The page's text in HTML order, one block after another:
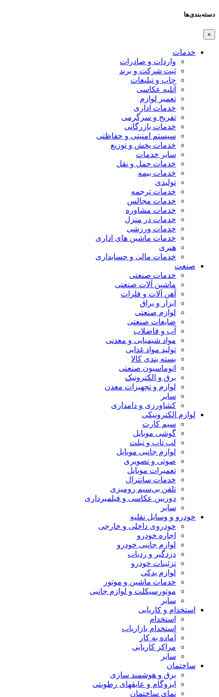
دسته‌بندی‌ها
×
خدمات
واردات و صادرات
ثبت شرکت و برند
چاپ و تبلیغات
آتلیه عکاسی
تعمیر لوازم
خدمات اداری
تفریح و سرگرمی
خدمات بازرگانی
سیستم امنیتی و حفاظتی
خدمات پخش و توزیع
سایر خدمات
خدمات حمل و نقل
خدمات بیمه
تولیدی
خدمات ترجمه
خدمات مجالس
خدمات مشاوره
خدمات در منزل
خدمات ورزشی
خدمات ماشین های اداری
هنری
خدمات مالی و حسابداری
صنعت
خدمات صنعتی
ماشین آلات صنعتی
آهن آلات و فلزات
ابزار و یراق
لوازم صنعتی
ضایعات صنعتی
آب و فاضلاب
مواد شیمیایی و معدنی
تولید مواد غذایی
بسته بندی کالا
اتوماسیون صنعتی
برق و الکترونیک
لوازم و تجهیزات معدن
سایر
کشاورزی و دامداری
لوازم الکترونیکی
سیم کارت
گوشی موبایل
لپ تاپ و تبلت
لوازم جانبی موبایل
صوتی و تصویری
تعمیرات موبایل
خدمات سانترال
تلفن بی‌سیم رومیزی
دوربین عکاسی و فیلمبرداری
سایر
خودرو و وسایل نقلیه
خودروی داخلی و خارجی
اجاره خودرو
لوازم جانبی خودرو
دزدگیر و ردیاب
تزئینات خودرو
لوازم یدکی
خدمات ماشین و موتور
موتورسیکلت و لوازم جانبی
سایر
استخدام و کاریابی
استخدام
استخدام بازاریاب
آماده به کار
مراکز کاریابی
سایر
ساختمان
برق و هوشمند سازی
ایزوگام و عایقهای رطوبتی
نمای ساختمان